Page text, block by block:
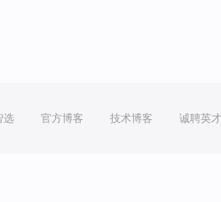
选 官方博客 技术博客 诚聘英才